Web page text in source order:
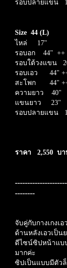
รอบปลายแขน
Size 44 (L)
ไหล่ 17"
รอบอก 44" ++
รอบใต้วงแขน
รอบเอว 44"
สะโพก 44"
ความยาว 40"
แขนยาว 23"
รอบปลายแขน
ราคา 2,550 บ
--------
จับคู่กับกางเกงเอ
ด้านหลังเอวเป็
ดีไซน์ซิปหน้าแบ
มากค่ะ
ซิปเป็นแบบมีตัว